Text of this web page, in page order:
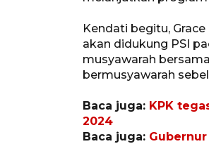
Kendati begitu,
akan didukung PSI
musyawarah
bermusyawarah
Baca juga: KPK
2024
Baca juga: